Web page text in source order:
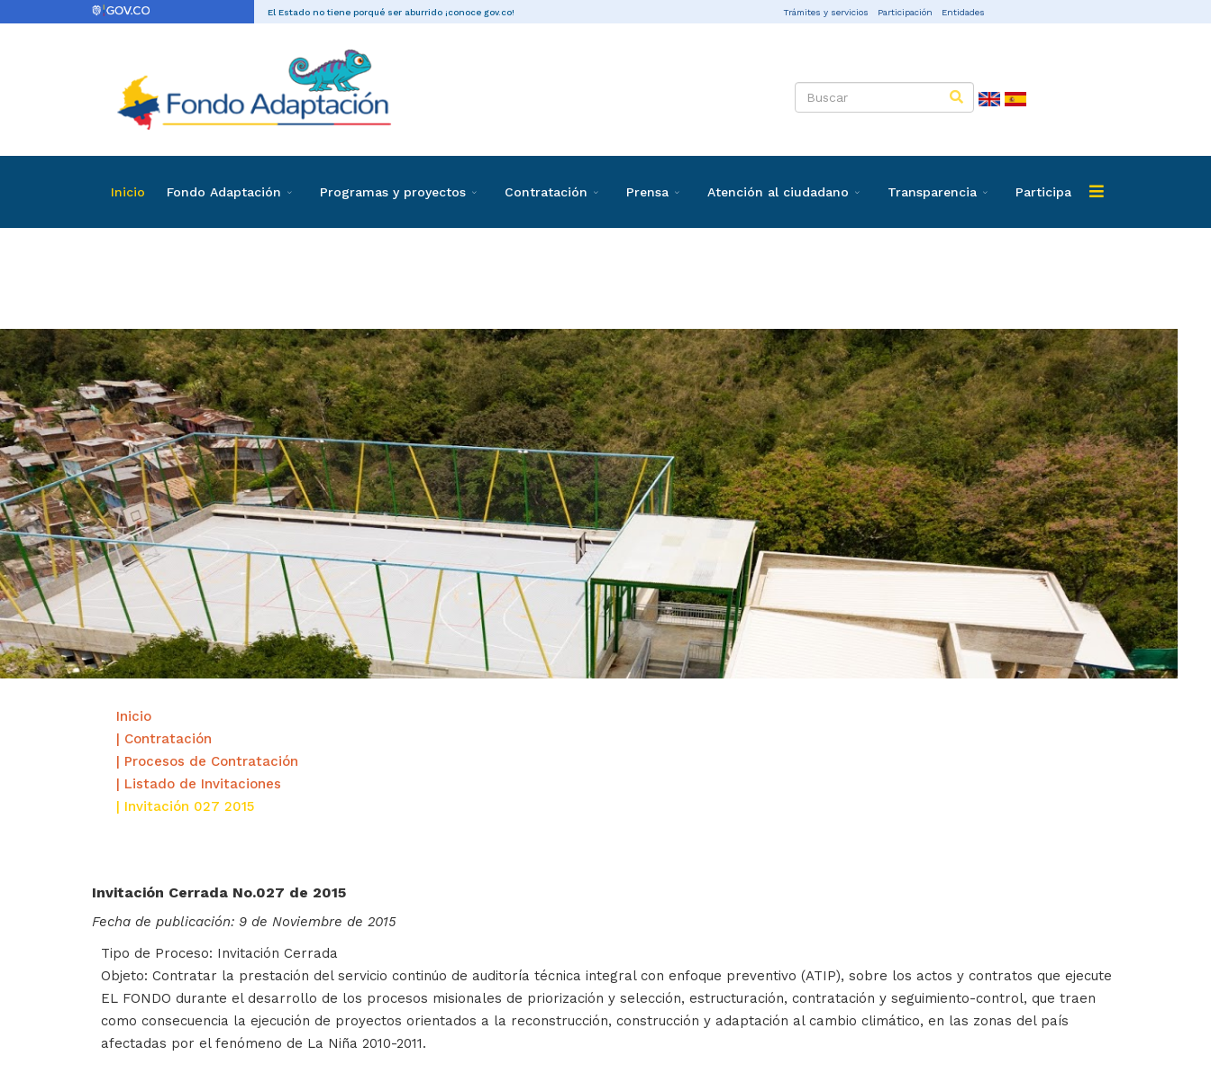
El Estado no tiene porqué ser aburrido ¡conoce gov.co! Trámites y servicios Participación Entidades
Inicio Fondo Adaptación Programas y proyectos Contratación Prensa Atención al ciudadano Transparencia Participa
Listado de invitaciones
Inicio
| Contratación
| Procesos de Contratación
| Listado de Invitaciones
| Invitación 027 2015
Invitación Cerrada No.027 de 2015
Fecha de publicación: 9 de Noviembre de 2015
Tipo de Proceso: Invitación Cerrada
Objeto: Contratar la prestación del servicio continúo de auditoría técnica integral con enfoque preventivo (ATIP), sobre los actos y contratos que ejecute
EL FONDO durante el desarrollo de los procesos misionales de priorización y selección, estructuración, contratación y seguimiento-control, que traen
como consecuencia la ejecución de proyectos orientados a la reconstrucción, construcción y adaptación al cambio climático, en las zonas del país
afectadas por el fenómeno de La Niña 2010-2011.